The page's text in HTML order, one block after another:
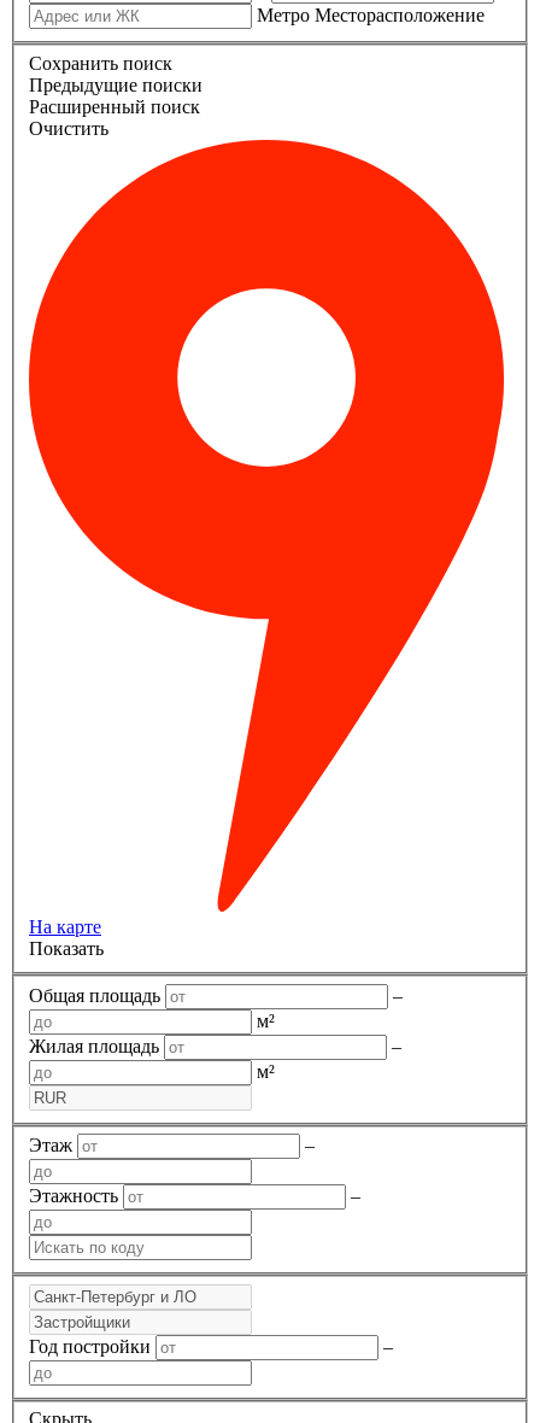
Метро Месторасположение
Сохранить поиск
Предыдущие поиски
Расширенный поиск
Очистить
На карте
Показать
Общая площадь
–
м²
Жилая площадь
–
м²
Этаж –
Этажность –
Год постройки –